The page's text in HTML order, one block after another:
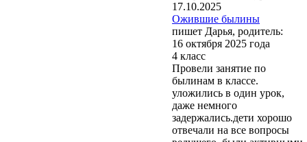
17.10.2025
Ожившие былины
пишет Дарья, родитель:
16 октября 2025 года
4 класс
Провели занятие по
былинам в классе.
уложились в один урок,
даже немного
задержались.дети хорошо
отвечали на все вопросы